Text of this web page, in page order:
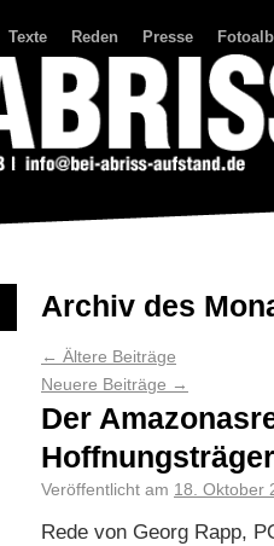
Texte Reden Presse
Archiv des
← Ältere Beiträge
Neuere Beiträge →
Der
Veröffentlicht am 18. Oktober
Rede von Georg Rapp,